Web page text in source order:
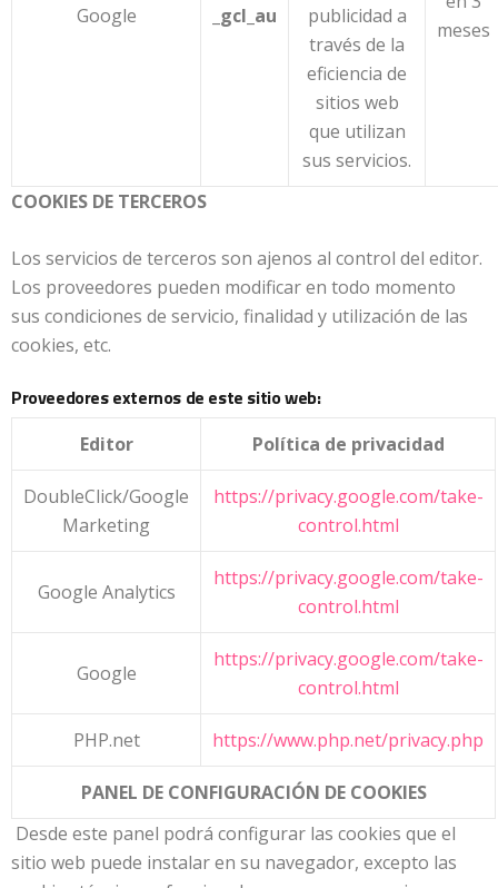
Google _gcl_au
publicidad a
través de la
eficiencia de
sitios web
que utilizan
sus servicios.
meses
COOKIES DE TERCEROS
Los servicios de terceros son ajenos al control del editor.
Los proveedores pueden modificar en todo momento
sus condiciones de servicio, finalidad y utilización de las
cookies, etc.
Proveedores externos de este sitio web:
Editor Política de privacidad
DoubleClick/Google
Marketing
https://privacy.google.com/take-
control.html
Google Analytics
https://privacy.google.com/take-
control.html
Google
https://privacy.google.com/take-
control.html
PHP.net https://www.php.net/privacy.php
PANEL DE CONFIGURACIÓN DE COOKIES
Desde este panel podrá configurar las cookies que el
sitio web puede instalar en su navegador, excepto las